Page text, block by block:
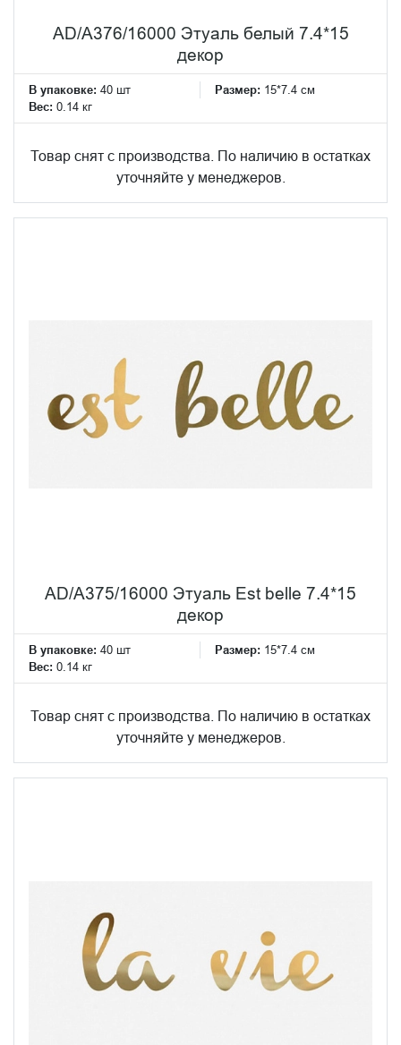
AD/A376/16000 Этуаль белый 7.4*15
декор
В упаковке: 40 шт Размер: 15*7.4 см
Вес: 0.14 кг
Товар снят с производства. По наличию в остатках
уточняйте у менеджеров.
AD/A375/16000 Этуаль Est belle 7.4*15
декор
В упаковке: 40 шт Размер: 15*7.4 см
Вес: 0.14 кг
Товар снят с производства. По наличию в остатках
уточняйте у менеджеров.